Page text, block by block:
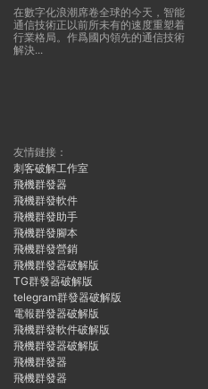
在數字化浪潮席卷全球的今天，智能
通信技術正以前所未有的速度重塑着
行業格局。作爲國内領先的通信技術
解決...
友情鏈接：
刺客破解工作室
飛機群發器
飛機群發軟件
飛機群發助手
飛機群發腳本
飛機群發營銷
飛機群發器破解版
TG群發器破解版
telegram群發器破解版
電報群發器破解版
飛機群發軟件破解版
飛機群發器破解版
飛機群發器
飛機群發器